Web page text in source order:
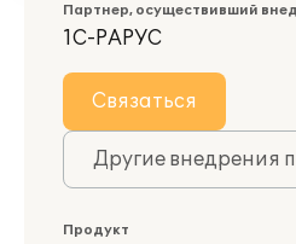
Партнер, осуществивший
1С-РАРУС
Связаться
Другие внедрения
Продукт